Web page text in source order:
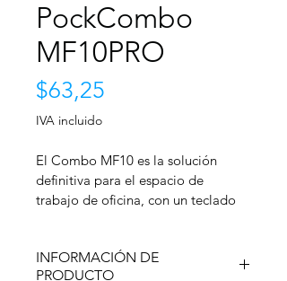
PockCombo
MF10PRO
$63,25
IVA incluido
El Combo MF10 es la solución
definitiva para el espacio de
trabajo de oficina, con un teclado
una comodidad óptima.
INFORMACIÓN DE
PRODUCTO